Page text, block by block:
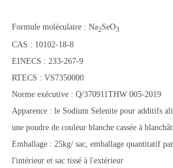
Formule moléculaire : Na2SeO3
CAS : 10102-18-8
EINECS : 233-267-9
RTECS : VS7350000
Norme exécutive : Q/370911THW 005-2019
Apparence : le Sodium Selenite pour additifs
une poudre de couleur blanche cassée à
Emballage : 25kg/ sac, emballage quantitatif
l'intérieur et sac tissé à l'extérieur